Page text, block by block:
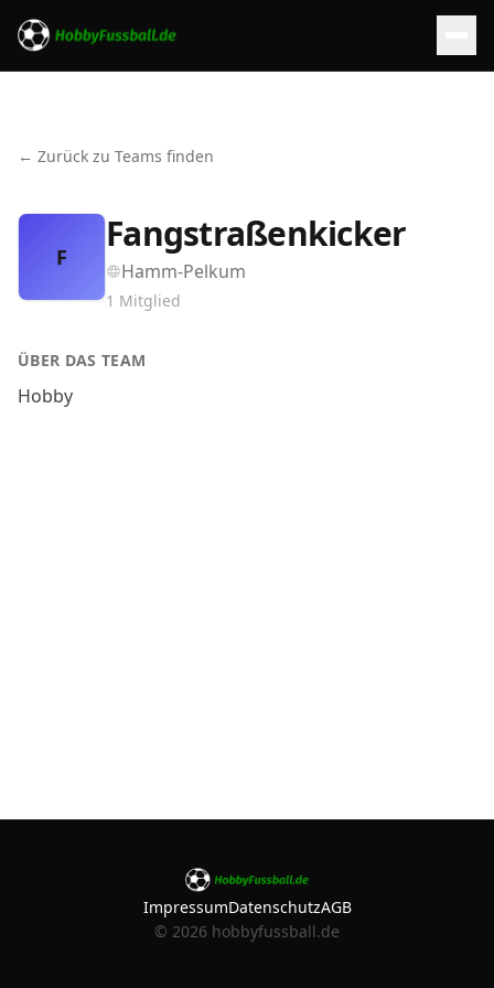
← Zurück zu Teams finden
F
Fangstraßenkicker
Hamm-Pelkum
1 Mitglied
ÜBER DAS TEAM
Hobby
ImpressumDatenschutzAGB
© 2026 hobbyfussball.de